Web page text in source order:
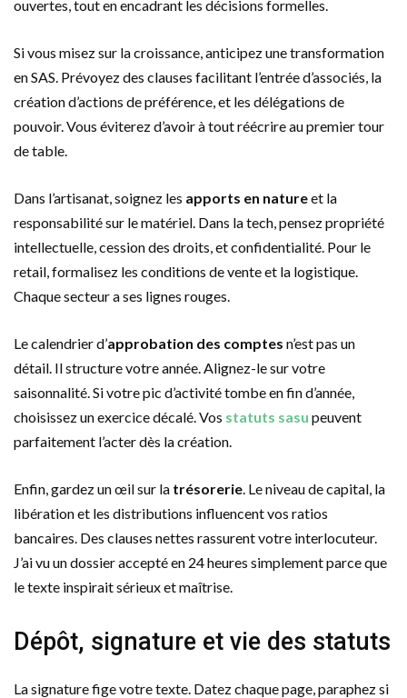
ouvertes, tout en encadrant les décisions formelles.
Si vous misez sur la croissance, anticipez une transformation
en SAS. Prévoyez des clauses facilitant l’entrée d’associés, la
création d’actions de préférence, et les délégations de
pouvoir. Vous éviterez d’avoir à tout réécrire au premier tour
de table.
Dans l’artisanat, soignez les apports en natureet la
responsabilité sur le matériel. Dans la tech, pensez propriété
intellectuelle, cession des droits, et confidentialité. Pour le
retail, formalisez les conditions de vente et la logistique.
Chaque secteur a ses lignes rouges.
Le calendrier d’approbation des comptes n’est pas un
détail. Il structure votre année. Alignez-le sur votre
saisonnalité. Si votre pic d’activité tombe en fin d’année,
choisissez un exercice décalé. Vos statuts sasu peuvent
parfaitement l’acter dès la création.
Enfin, gardez un œil sur la trésorerie. Le niveau de capital, la
libération et les distributions influencent vos ratios
bancaires. Des clauses nettes rassurent votre interlocuteur.
J’ai vu un dossier accepté en 24 heures simplement parce que
le texte inspirait sérieux et maîtrise.
Dépôt, signature et vie des statuts
La signature fige votre texte. Datez chaque page, paraphez si